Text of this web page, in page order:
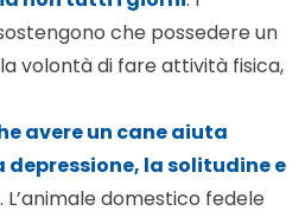
che possedere un
volontà di fare attività fisica,
avere un cane aiuta
la solitudine e
. L’animale domestico fedele